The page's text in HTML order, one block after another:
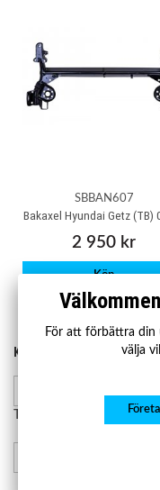
SBBAN607
Bakaxel Hyundai Getz (TB)
2 950 kr
Köp
KONTAKTA OSS
För att förbättra din
välja